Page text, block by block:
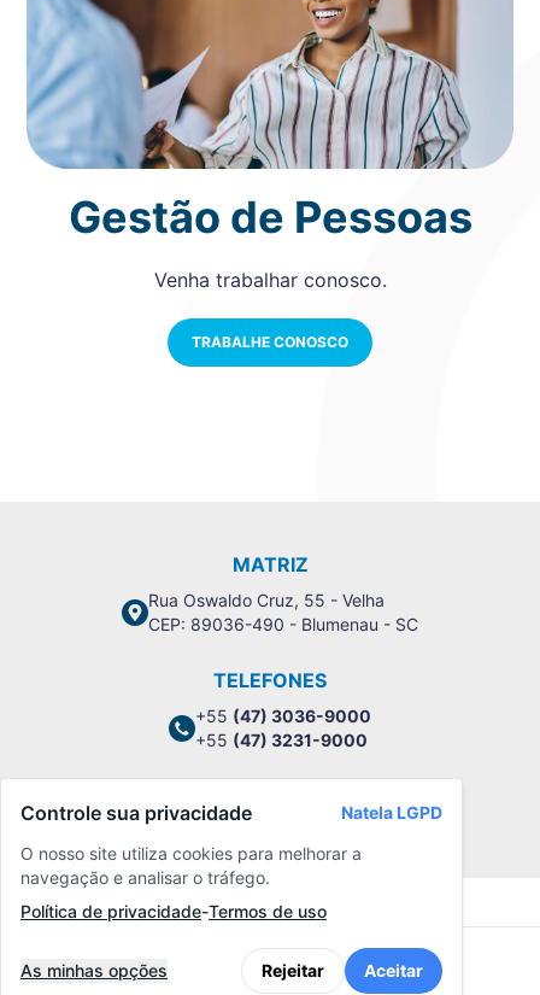
Gestão de Pessoas
Venha trabalhar conosco.
TRABALHE CONOSCO
MATRIZ
Rua Oswaldo Cruz, 55 - Velha
CEP: 89036-490 - Blumenau - SC
TELEFONES
+55 (47) 3036-9000
+55 (47) 3231-9000
Política de Privacidade
Controle sua privacidade
Natela LGPD
O nosso site utiliza cookies para melhorar a
navegação e analisar o tráfego.
Política de privacidade-Termos de uso
As minhas opções Rejeitar Aceitar